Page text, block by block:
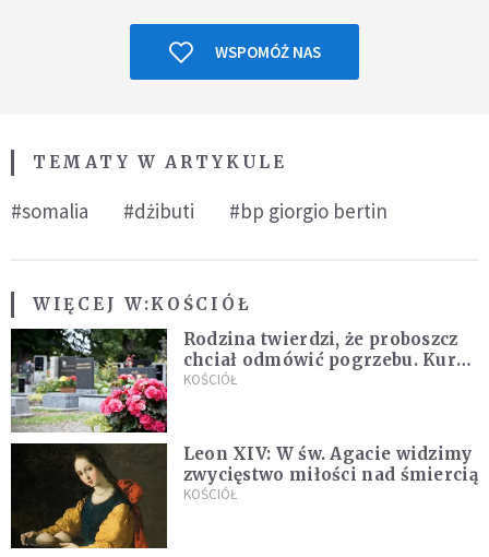
WSPOMÓŻ NAS
TEMATY W ARTYKULE
#somalia #dżibuti #bp giorgio bertin
WIĘCEJ W:KOŚCIÓŁ
Rodzina twierdzi, że proboszcz
chciał odmówić pogrzebu. Kuria
zapowiada wyjaśnienia
KOŚCIÓŁ
Leon XIV: W św. Agacie widzimy
zwycięstwo miłości nad śmiercią
KOŚCIÓŁ